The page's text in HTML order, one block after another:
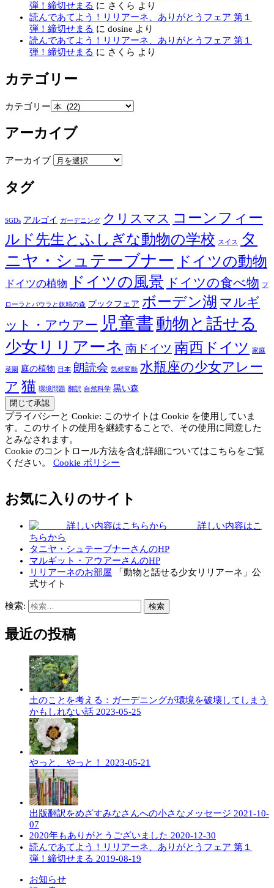
弾！締切せまる に さくら より
読んであてよう！リリアーネ、ありがとうフェア 第１
弾！締切せまる に dosine より
読んであてよう！リリアーネ、ありがとうフェア 第１
弾！締切せまる に さくら より
カテゴリー
カテゴリー
アーカイブ
アーカイブ
タグ
SGDs アルゴイ ガーデニング クリスマス コーンフィー
ルド先生とふしぎな動物の学校 スイス
タ
ニヤ・シュテーブナー ドイツの動物
ドイツの植物 ドイツの風景 ドイツの食べ物 フ
ローラとパウラと妖精の森 ブックフェア ボーデン湖 マルギ
ット・アウアー 児童書 動物と話せる
少女リリアーネ 南ドイツ 南西ドイツ 家庭
菜園 庭の植物 日本 朗読会 気候変動 水瓶座の少女アレー
ア 猫 環境問題 翻訳 自然科学 黒い森
プライバシーと Cookie: このサイトは Cookie を使用していま
す。このサイトの使用を継続することで、その使用に同意した
とみなされます。
Cookie のコントロール方法を含む詳細についてはこちらをご覧
ください。 Cookie ポリシー
お気に入りのサイト
詳しい内容はこ
ちらから
タニヤ・シュテーブナーさんのHP
マルギット・アウアーさんのHP
リリアーネのお部屋 「動物と話せる少女リリアーネ」公
式サイト
検索:
最近の投稿
土のことを考える：ガーデニングが環境を破壊してしまう
かもしれない話 2023-05-25
やっと、やっと！ 2023-05-21
出版翻訳をめざすみなさんへの小さなメッセージ 2021-10-
07
2020年もありがとうございました 2020-12-30
読んであてよう！リリアーネ、ありがとうフェア 第１
弾！締切せまる 2019-08-19
お知らせ